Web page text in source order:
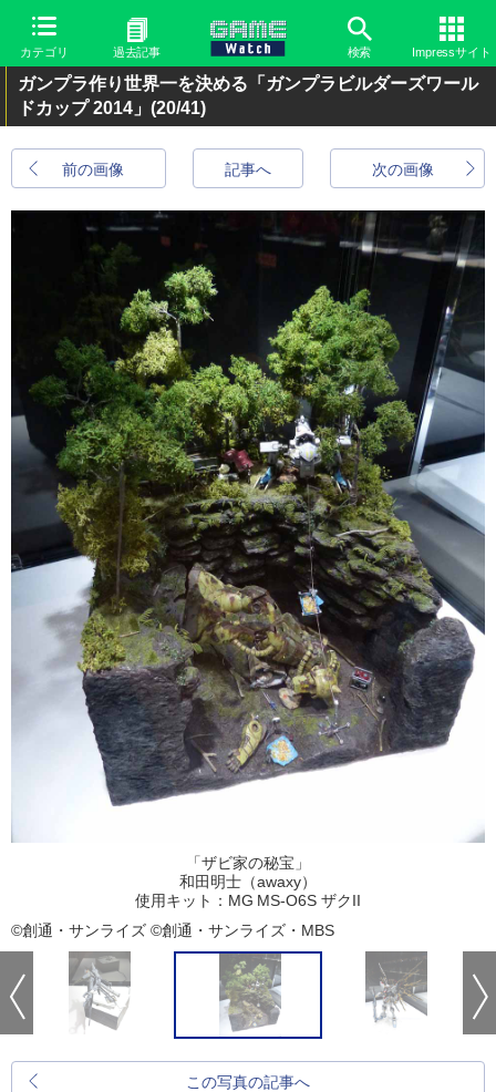
カテゴリ 過去記事 検索 Impressサイト
ガンプラ作り世界一を決める「ガンプラビルダーズワール
ドカップ 2014」 (20/41)
前の画像 次の画像
記事へ
「ザビ家の秘宝」
和田明士（awaxy）
使用キット：MG MS-O6S ザクII
©創通・サンライズ ©創通・サンライズ・MBS
この写真の記事へ